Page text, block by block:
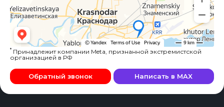
* Принадлежит компании Meta, признанной экстремистской
организацией в РФ
Обратный звонок Написать в MAX